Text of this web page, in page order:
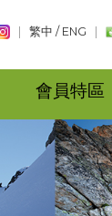
繁中 / ENG
會員特區